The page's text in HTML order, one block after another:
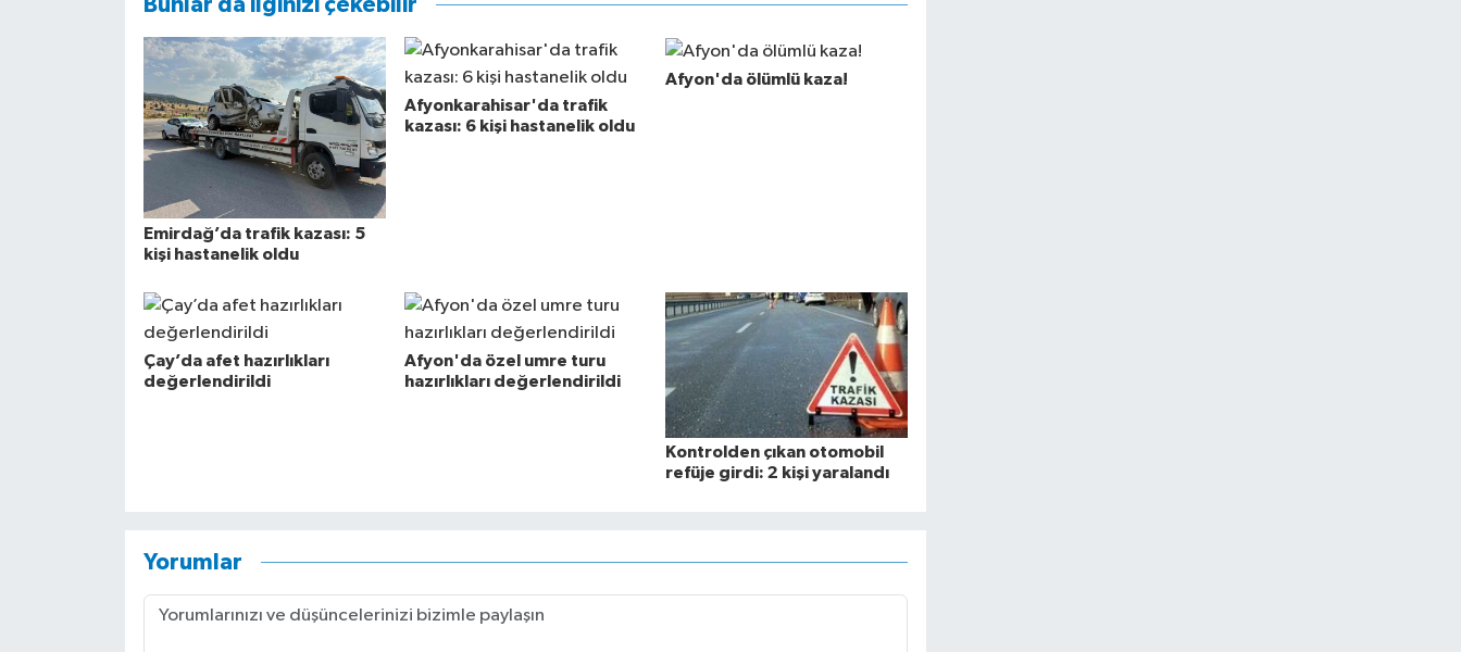
Bunlar da ilginizi çekebilir
Emirdağ’da trafik kazası: 5
kişi hastanelik oldu
Afyonkarahisar'da trafik
kazası: 6 kişi hastanelik oldu
Afyon'da ölümlü kaza!
Çay’da afet hazırlıkları
değerlendirildi
Afyon'da özel umre turu
hazırlıkları değerlendirildi
Kontrolden çıkan otomobil
refüje girdi: 2 kişi yaralandı
Yorumlar